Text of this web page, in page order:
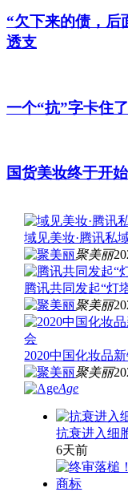
“欠下来的债，后
透支
一个“抗”字卡住
国货美妆终于开
域见美妆·腾讯私
聚美丽
腾讯共同发起“灯
聚美丽
2020中国化妆品
聚美丽
Age
抗衰进入细
6天前